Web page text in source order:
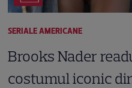
SERIALE AMERICANE
Brooks Nader
costumul iconic